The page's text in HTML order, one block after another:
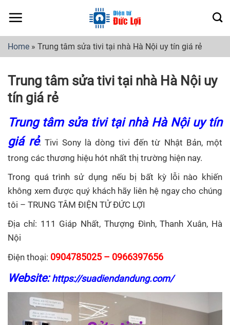
Home » Trung tâm sửa tivi tại nhà Hà Nội uy tín giá rẻ
Trung tâm sửa tivi tại nhà Hà Nội uy
tín giá rẻ
Trung tâm sửa tivi tại nhà Hà Nội uy tín
giá rẻ. Tivi Sony là dòng tivi đến từ Nhật Bản, một
trong các thương hiệu hót nhất thị trường hiện nay.
Trong quá trình sử dụng nếu bị bất kỳ lỗi nào khiến
không xem được quý khách hãy liên hệ ngay cho chúng
tôi – TRUNG TÂM ĐIỆN TỬ ĐỨC LỢI
Địa chỉ: 111 Giáp Nhất, Thượng Đình, Thanh Xuân, Hà
Nội
Điện thoại: 0904785025 – 0966397656
Website:https://suadiendandung.com/